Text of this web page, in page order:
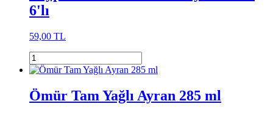
6'lı
59,00 TL
Ömür Tam Yağlı Ayran 285 ml